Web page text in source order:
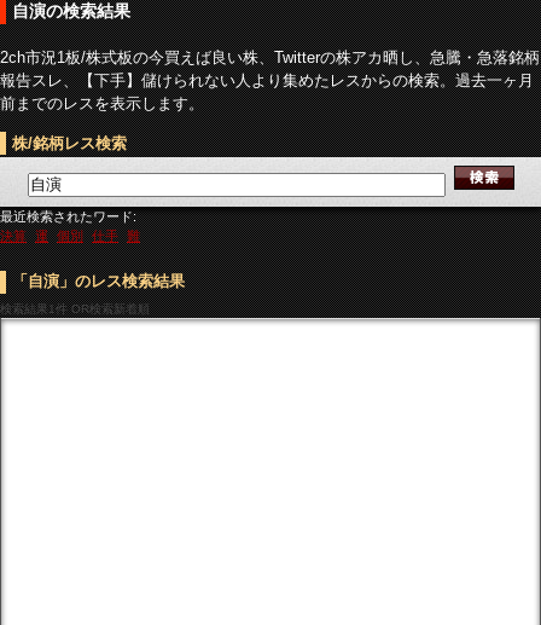
自演の検索結果
2ch市況1板/株式板の今買えば良い株、Twitterの株アカ晒し、急騰・急落銘柄
報告スレ、【下手】儲けられない人より集めたレスからの検索。過去一ヶ月
前までのレスを表示します。
株/銘柄レス検索
最近検索されたワード:
決算 運 個別 仕手 難
「自演」のレス検索結果
検索結果1件 OR検索新着順